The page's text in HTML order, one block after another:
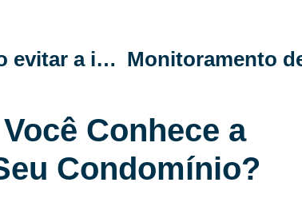
Gestão financeira inteligente: como evitar a inadimplência no condomínio
Você Conhece a
Condomínio?